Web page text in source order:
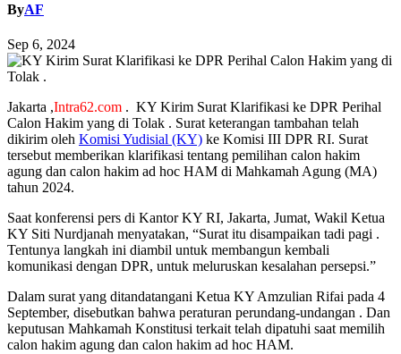
ByAF
Sep 6, 2024
Jakarta ,Intra62.com . KY Kirim Surat Klarifikasi ke DPR Perihal
Calon Hakim yang di Tolak . Surat keterangan tambahan telah
dikirim oleh Komisi Yudisial (KY) ke Komisi III DPR RI. Surat
tersebut memberikan klarifikasi tentang pemilihan calon hakim
agung dan calon hakim ad hoc HAM di Mahkamah Agung (MA)
tahun 2024.
Saat konferensi pers di Kantor KY RI, Jakarta, Jumat, Wakil Ketua
KY Siti Nurdjanah menyatakan, “Surat itu disampaikan tadi pagi .
Tentunya langkah ini diambil untuk membangun kembali
komunikasi dengan DPR, untuk meluruskan kesalahan persepsi.”
Dalam surat yang ditandatangani Ketua KY Amzulian Rifai pada 4
September, disebutkan bahwa peraturan perundang-undangan . Dan
keputusan Mahkamah Konstitusi terkait telah dipatuhi saat memilih
calon hakim agung dan calon hakim ad hoc HAM.